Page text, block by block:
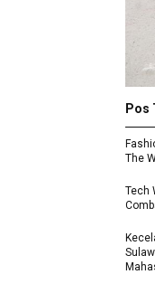
Pos
The
Tech